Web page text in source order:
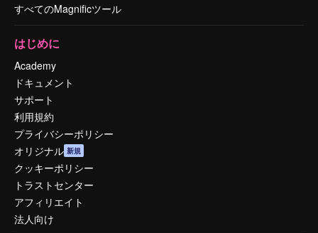
すべてのMagnificツール
はじめに
Academy
ドキュメント
サポート
利用規約
プライバシーポリシー
オリジナル 新規
クッキーポリシー
トラストセンター
アフィリエイト
法人向け